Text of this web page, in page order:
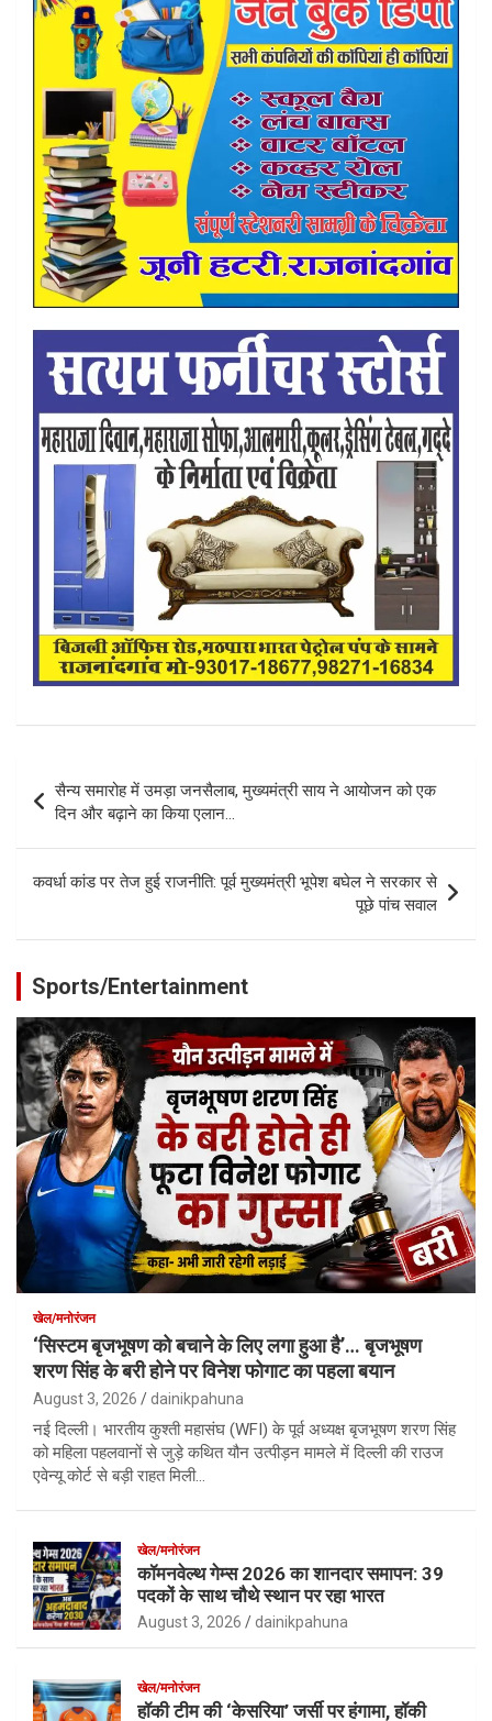
Post
navigation
सैन्य समारोह में उमड़ा जनसैलाब, मुख्यमंत्री साय ने आयोजन को एक
दिन और बढ़ाने का किया एलान…
कवर्धा कांड पर तेज हुई राजनीति: पूर्व मुख्यमंत्री भूपेश बघेल ने सरकार से
पूछे पांच सवाल
Sports/Entertainment
खेल/मनोरंजन
‘सिस्टम बृजभूषण को बचाने के लिए लगा हुआ है’… बृजभूषण
शरण सिंह के बरी होने पर विनेश फोगाट का पहला बयान
August 3, 2026 dainikpahuna
नई दिल्ली। भारतीय कुश्ती महासंघ (WFI) के पूर्व अध्यक्ष बृजभूषण शरण सिंह
को महिला पहलवानों से जुड़े कथित यौन उत्पीड़न मामले में दिल्ली की राउज
एवेन्यू कोर्ट से बड़ी राहत मिली…
खेल/मनोरंजन
कॉमनवेल्थ गेम्स 2026 का शानदार समापन: 39
पदकों के साथ चौथे स्थान पर रहा भारत
August 3, 2026 dainikpahuna
खेल/मनोरंजन
हॉकी टीम की ‘केसरिया’ जर्सी पर हंगामा, हॉकी